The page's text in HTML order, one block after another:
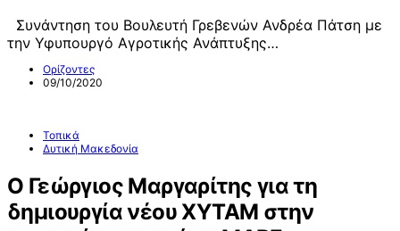
Συνάντηση του Βουλευτή Γρεβενών Ανδρέα Πάτση με
την Υφυπουργό Αγροτικής Ανάπτυξης…
Ορίζοντες
09/10/2020
Τοπικά
Δυτική Μακεδονία
Ο Γεώργιος Μαργαρίτης για τη
δημιουργία νέου ΧΥΤΑΜ στην